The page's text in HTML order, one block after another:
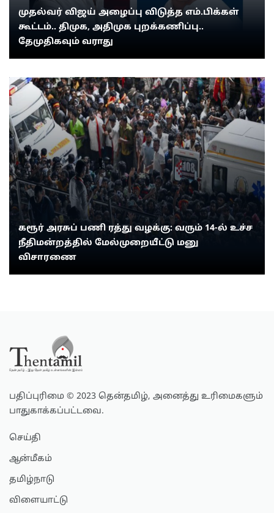
முதல்வர் விஜய் அழைப்பு விடுத்த எம்.பிக்கள்
கூட்டம்.. திமுக, அதிமுக புறக்கணிப்பு..
தேமுதிகவும் வராது
கரூர் அரசுப் பணி ரத்து வழக்கு: வரும் 14-ல் உச்ச
நீதிமன்றத்தில் மேல்முறையீட்டு மனு
விசாரணை
பதிப்புரிமை © 2023 தென்தமிழ், அனைத்து உரிமைகளும்
பாதுகாக்கப்பட்டவை.
செய்தி
ஆன்மீகம்
தமிழ்நாடு
விளையாட்டு